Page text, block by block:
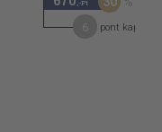
,-Ft
pont kapható